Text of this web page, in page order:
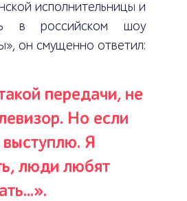
исполнительницы и
в российском шоу
он смущенно ответил:
передачи, не
Но если
выступлю. Я
люди любят